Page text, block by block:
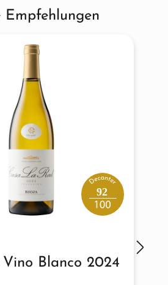
Empfehlungen
92
Vino Blanco 2024